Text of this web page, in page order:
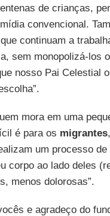
de crianças,
convencional.
continuam a
sem monopolizá-los
nosso Pai Celestial
mora em uma
é para os migrantes
um processo
corpo ao lado deles
menos dolorosas”.
e agradeço do